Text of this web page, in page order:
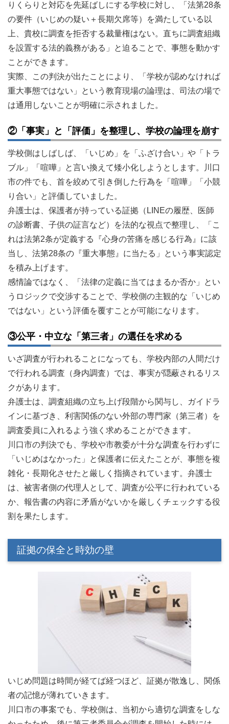
りくらりと対応を先延ばしにする学校に対し、「法第28条
の要件（いじめの疑い＋長期欠席等）を満たしている以
上、貴校に調査を拒否する裁量権はない。直ちに調査組織
を設置する法的義務がある」と迫ることで、事態を動かす
ことができます。
実際、この判決が出たことにより、「学校が認めなければ
重大事態ではない」という教育現場の論理は、司法の場で
は通用しないことが明確に示されました。
②「事実」と「評価」を整理し、学校の論理を崩す
学校側はしばしば、「いじめ」を「ふざけ合い」や「トラ
ブル」「喧嘩」と言い換えて矮小化しようとします。川口
市の件でも、首を絞めて引き倒した行為を「喧嘩」「小競
り合い」と評価していました。
弁護士は、保護者が持っている証拠（LINEの履歴、医師
の診断書、子供の証言など）を法的な視点で整理し、「こ
れは法第2条が定義する『心身の苦痛を感じる行為』に該
当し、法第28条の『重大事態』に当たる」という事実認定
を積み上げます。
感情論ではなく、「法律の定義に当てはまるか否か」とい
うロジックで交渉することで、学校側の主観的な「いじめ
ではない」という評価を覆すことが可能になります。
③公平・中立な「第三者」の選任を求める
いざ調査が行われることになっても、学校内部の人間だけ
で行われる調査（身内調査）では、事実が隠蔽されるリス
クがあります。
弁護士は、調査組織の立ち上げ段階から関与し、ガイドラ
インに基づき、利害関係のない外部の専門家（第三者）を
調査委員に入れるよう強く求めることができます。
川口市の判決でも、学校や市教委が十分な調査を行わずに
「いじめはなかった」と保護者に伝えたことが、事態を複
雑化・長期化させたと厳しく指摘されています。弁護士
は、被害者側の代理人として、調査が公平に行われている
か、報告書の内容に矛盾がないかを厳しくチェックする役
割を果たします。
証拠の保全と時効の壁
いじめ問題は時間が経てば経つほど、証拠が散逸し、関係
者の記憶が薄れていきます。
川口市の事案でも、学校側は、当初から適切な調査をしな